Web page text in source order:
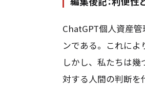
ChatGPT個人資産
ンである。これによ
しかし、私たちは
対する人間の判断を